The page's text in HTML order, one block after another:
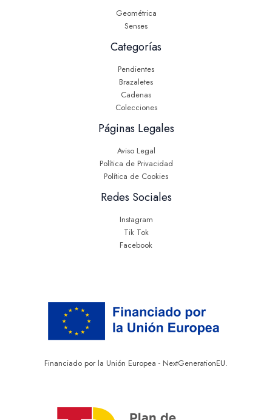
Geométrica
Senses
Categorías
Pendientes
Brazaletes
Cadenas
Colecciones
Páginas Legales
Aviso Legal
Política de Privacidad
Política de Cookies
Redes Sociales
Instagram
Tik Tok
Facebook
Financiado por la Unión Europea - NextGenerationEU.